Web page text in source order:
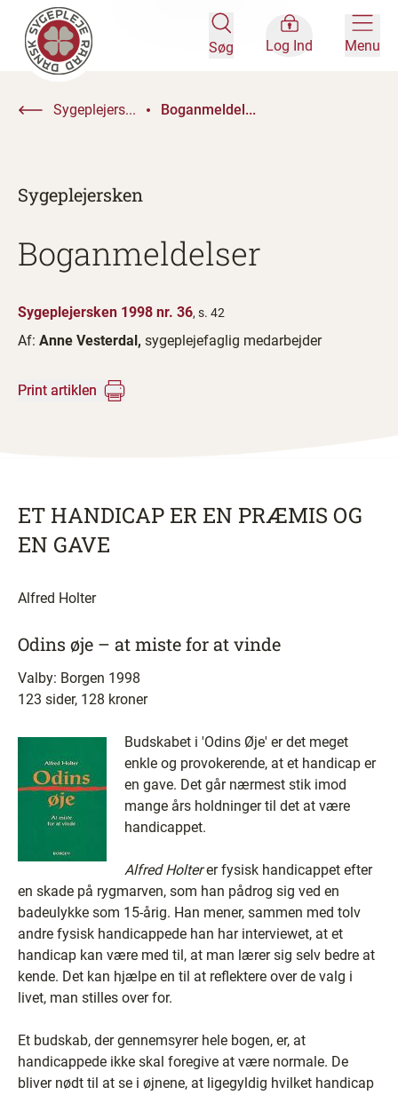
Søg Log Ind Menu
Sygeplejers... Boganmeldel...
Sygeplejersken
Boganmeldelser
Sygeplejersken 1998 nr. 36, s. 42
Af: Anne Vesterdal, sygeplejefaglig medarbejder
Print artiklen
ET HANDICAP ER EN PRÆMIS OG
EN GAVE
Alfred Holter
Odins øje – at miste for at vinde
Valby: Borgen 1998
123 sider, 128 kroner
Budskabet i 'Odins Øje' er det meget
enkle og provokerende, at et handicap er
en gave. Det går nærmest stik imod
mange års holdninger til det at være
handicappet.
Alfred Holterer fysisk handicappet efter
en skade på rygmarven, som han pådrog sig ved en
badeulykke som 15-årig. Han mener, sammen med tolv
andre fysisk handicappede han har interviewet, at et
handicap kan være med til, at man lærer sig selv bedre at
kende. Det kan hjælpe en til at reflektere over de valg i
livet, man stilles over for.
Et budskab, der gennemsyrer hele bogen, er, at
handicappede ikke skal foregive at være normale. De
bliver nødt til at se i øjnene, at ligegyldig hvilket handicap